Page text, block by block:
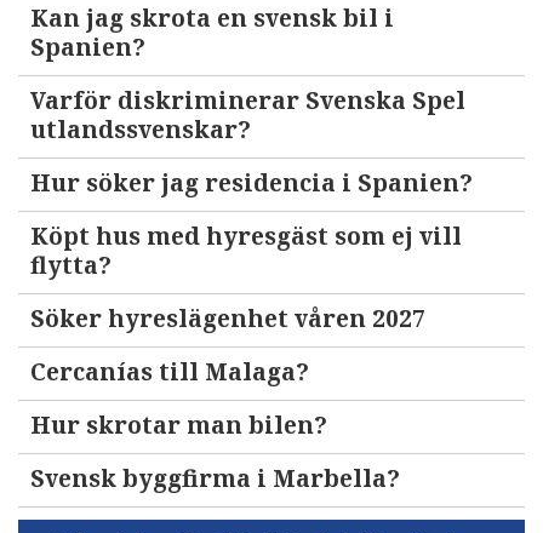
Kan jag skrota en svensk bil i
Spanien?
Varför diskriminerar Svenska Spel
utlandssvenskar?
Hur söker jag residencia i Spanien?
Köpt hus med hyresgäst som ej vill
flytta?
Söker hyreslägenhet våren 2027
Cercanías till Malaga?
Hur skrotar man bilen?
Svensk byggfirma i Marbella?